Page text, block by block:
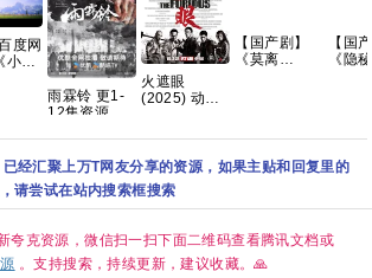
度网
小黄
盘
国英
雨霖铃 更1-
12集资源
火遮眼
(2025) 动作 /
【国产剧】
《莫离
【国
《隐
【
已经汇聚上万T网友分享的资源，如果主贴和回复里的
请尝试在站内搜索框搜索
夸克资源，微信扫一扫下面二维码查看腾讯文档或
。支持搜索，持续更新，建议收藏。🙏